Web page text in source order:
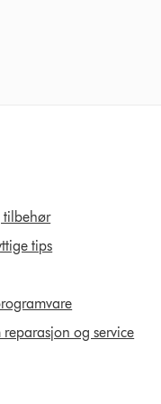
tilbehør
tips
og service